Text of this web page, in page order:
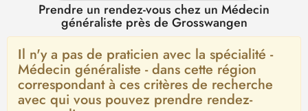
Prendre un rendez-vous chez un Médecin
généraliste près de Grosswangen
Il n'y a pas de praticien avec la spécialité -
Médecin généraliste - dans cette région
correspondant à ces critères de recherche
avec qui vous pouvez prendre rendez-